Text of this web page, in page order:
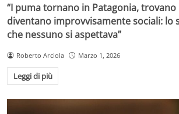
“I puma tornano in Patagonia,
diventano improvvisamente sociali: lo
che nessuno si aspettava”
Roberto Arciola Marzo 1, 2026
Leggi di più